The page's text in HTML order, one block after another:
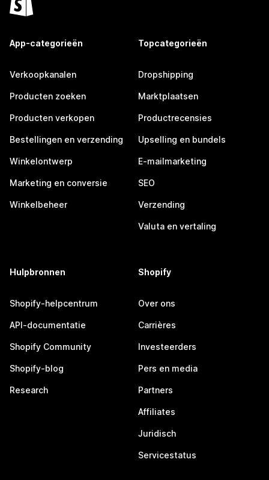
App-categorieën
Verkoopkanalen
Producten zoeken
Producten verkopen
Bestellingen en verzending
Winkelontwerp
Marketing en conversie
Winkelbeheer
Topcategorieën
Dropshipping
Marktplaatsen
Productrecensies
Upselling en bundels
E-mailmarketing
SEO
Verzending
Valuta en vertaling
Hulpbronnen
Shopify-helpcentrum
API-documentatie
Shopify Community
Shopify-blog
Research
Shopify
Over ons
Carrières
Investeerders
Pers en media
Partners
Affiliates
Juridisch
Servicestatus